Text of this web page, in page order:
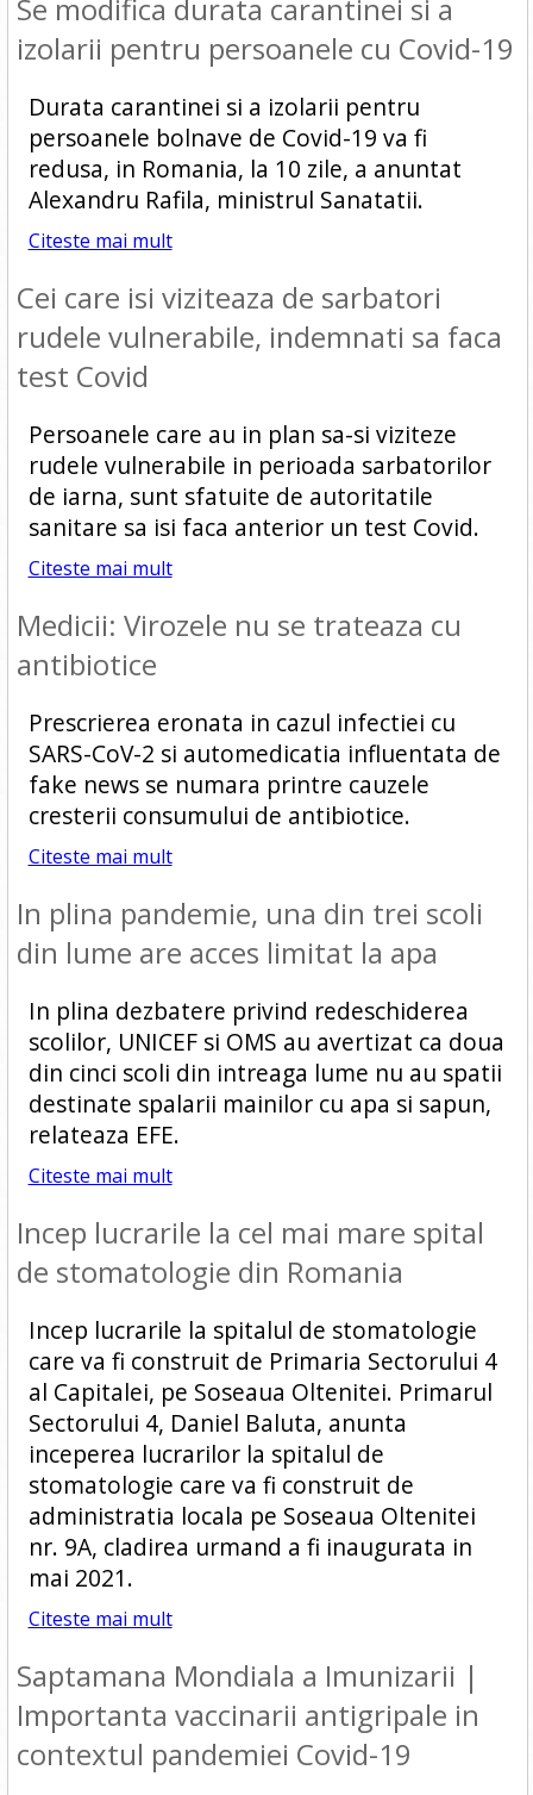
Se modifica durata carantinei si a
izolarii pentru persoanele cu Covid-19
Durata carantinei si a izolarii pentru
persoanele bolnave de Covid-19 va fi
redusa, in Romania, la 10 zile, a anuntat
Alexandru Rafila, ministrul Sanatatii.
Citeste mai mult
Cei care isi viziteaza de sarbatori
rudele vulnerabile, indemnati sa faca
test Covid
Persoanele care au in plan sa-si viziteze
rudele vulnerabile in perioada sarbatorilor
de iarna, sunt sfatuite de autoritatile
sanitare sa isi faca anterior un test Covid.
Citeste mai mult
Medicii: Virozele nu se trateaza cu
antibiotice
Prescrierea eronata in cazul infectiei cu
SARS-CoV-2 si automedicatia influentata de
fake news se numara printre cauzele
cresterii consumului de antibiotice.
Citeste mai mult
In plina pandemie, una din trei scoli
din lume are acces limitat la apa
In plina dezbatere privind redeschiderea
scolilor, UNICEF si OMS au avertizat ca doua
din cinci scoli din intreaga lume nu au spatii
destinate spalarii mainilor cu apa si sapun,
relateaza EFE.
Citeste mai mult
Incep lucrarile la cel mai mare spital
de stomatologie din Romania
Incep lucrarile la spitalul de stomatologie
care va fi construit de Primaria Sectorului 4
al Capitalei, pe Soseaua Oltenitei. Primarul
Sectorului 4, Daniel Baluta, anunta
inceperea lucrarilor la spitalul de
stomatologie care va fi construit de
administratia locala pe Soseaua Oltenitei
nr. 9A, cladirea urmand a fi inaugurata in
mai 2021.
Citeste mai mult
Saptamana Mondiala a Imunizarii |
Importanta vaccinarii antigripale in
contextul pandemiei Covid-19